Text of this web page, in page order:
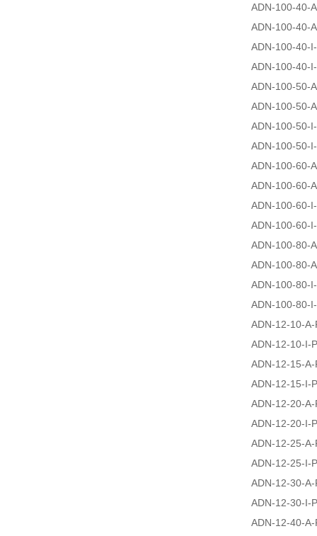
ADN-100-40-
ADN-100-40-
ADN-100-40-
ADN-100-40-
ADN-100-50-
ADN-100-50-
ADN-100-50-
ADN-100-50-
ADN-100-60-
ADN-100-60-
ADN-100-60-
ADN-100-60-
ADN-100-80-
ADN-100-80-
ADN-100-80-
ADN-100-80-
ADN-12-10-A-
ADN-12-10-I-
ADN-12-15-A-
ADN-12-15-I-
ADN-12-20-A-
ADN-12-20-I-
ADN-12-25-A-
ADN-12-25-I-
ADN-12-30-A-
ADN-12-30-I-
ADN-12-40-A-